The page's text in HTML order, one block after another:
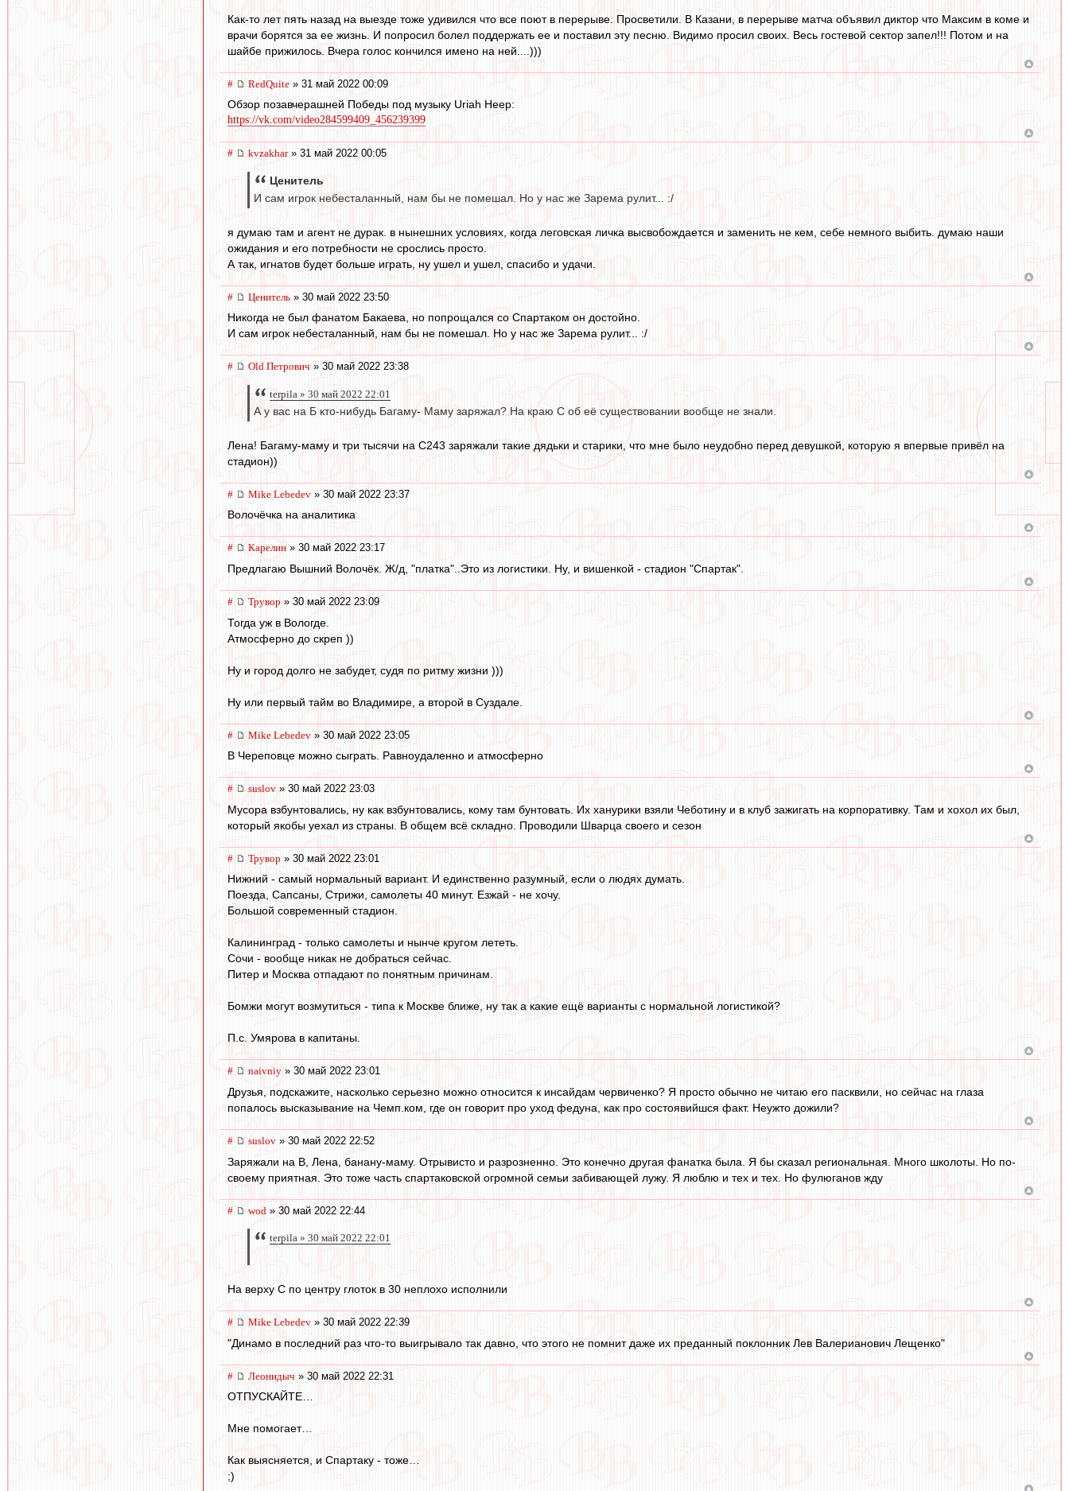
Как-то лет пять назад на выезде тоже удивился что все поют в перерыве. Просветили. В Казани, в перерыве матча объявил диктор что Максим в коме и
врачи борятся за ее жизнь. И попросил болел поддержать ее и поставил эту песню. Видимо просил своих. Весь гостевой сектор запел!!! Потом и на
шайбе прижилось. Вчера голос кончился имено на ней....)))
# RedQuite » 31 май 2022 00:09
Обзор позавчерашней Победы под музыку Uriah Heep:
https://vk.com/video284599409_456239399
# kvzakhar» 31 май 2022 00:05
Ценитель
И сам игрок небесталанный, нам бы не помешал. Но у нас же Зарема рулит... :/
я думаю там и агент не дурак. в нынешних условиях, когда леговская личка высвобождается и заменить не кем, себе немного выбить. думаю наши
ожидания и его потребности не срослись просто.
А так, игнатов будет больше играть, ну ушел и ушел, спасибо и удачи.
# Ценитель » 30 май 2022 23:50
Никогда не был фанатом Бакаева, но попрощался со Спартаком он достойно.
И сам игрок небесталанный, нам бы не помешал. Но у нас же Зарема рулит... :/
# Old Петрович » 30 май 2022 23:38
terpila » 30 май 2022 22:01
А у вас на Б кто-нибудь Багаму- Маму заряжал? На краю С об её существовании вообще не знали.
Лена! Багаму-маму и три тысячи на С243 заряжали такие дядьки и старики, что мне было неудобно перед девушкой, которую я впервые привёл на
стадион))
# Mike Lebedev » 30 май 2022 23:37
Волочёчка на аналитика
# Карелин » 30 май 2022 23:17
Предлагаю Вышний Волочёк. Ж/д, "платка"..Это из логистики. Ну, и вишенкой - стадион "Спартак".
# Трувор » 30 май 2022 23:09
Тогда уж в Вологде.
Атмосферно до скреп ))
Ну и город долго не забудет, судя по ритму жизни )))
Ну или первый тайм во Владимире, а второй в Суздале.
# Mike Lebedev » 30 май 2022 23:05
В Череповце можно сыграть. Равноудаленно и атмосферно
# suslov » 30 май 2022 23:03
Мусора взбунтовались, ну как взбунтовались, кому там бунтовать. Их ханурики взяли Чеботину и в клуб зажигать на корпоративку. Там и хохол их был,
который якобы уехал из страны. В общем всё складно. Проводили Шварца своего и сезон
# Трувор » 30 май 2022 23:01
Нижний - самый нормальный вариант. И единственно разумный, если о людях думать.
Поезда, Сапсаны, Стрижи, самолеты 40 минут. Езжай - не хочу.
Большой современный стадион.
Калининград - только самолеты и нынче кругом лететь.
Сочи - вообще никак не добраться сейчас.
Питер и Москва отпадают по понятным причинам.
Бомжи могут возмутиться - типа к Москве ближе, ну так а какие ещё варианты с нормальной логистикой?
П.с. Умярова в капитаны.
# naivniy » 30 май 2022 23:01
Друзья, подскажите, насколько серьезно можно относится к инсайдам червиченко? Я просто обычно не читаю его пасквили, но сейчас на глаза
попалось высказывание на Чемп.ком, где он говорит про уход федуна, как про состоявийшся факт. Неужто дожили?
# suslov » 30 май 2022 22:52
Заряжали на В, Лена, банану-маму. Отрывисто и разрозненно. Это конечно другая фанатка была. Я бы сказал региональная. Много школоты. Но по-
своему приятная. Это тоже часть спартаковской огромной семьи забивающей лужу. Я люблю и тех и тех. Но фулюганов жду
# wod » 30 май 2022 22:44
terpila » 30 май 2022 22:01
На верху С по центру глоток в 30 неплохо исполнили
# Mike Lebedev » 30 май 2022 22:39
"Динамо в последний раз что-то выигрывало так давно, что этого не помнит даже их преданный поклонник Лев Валерианович Лещенко"
# Леонидыч » 30 май 2022 22:31
ОТПУСКАЙТЕ…
Мне помогает…
Как выясняется, и Спартаку - тоже…
;)